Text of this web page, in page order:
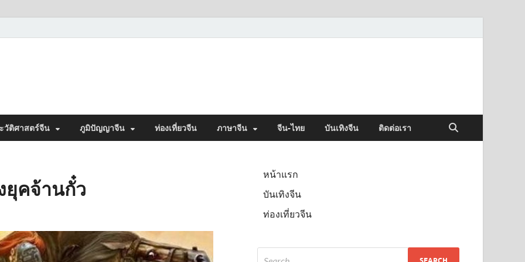
วัติศาสตร์จีน ภูมิปัญญาจีน ท่องเที่ยวจีน ภาษาจีน จีน-ไทย บันเทิงจีน ติดต่อเรา
คจ้านกั๋ว
หน้าแรก
บันเทิงจีน
ท่องเที่ยวจีน